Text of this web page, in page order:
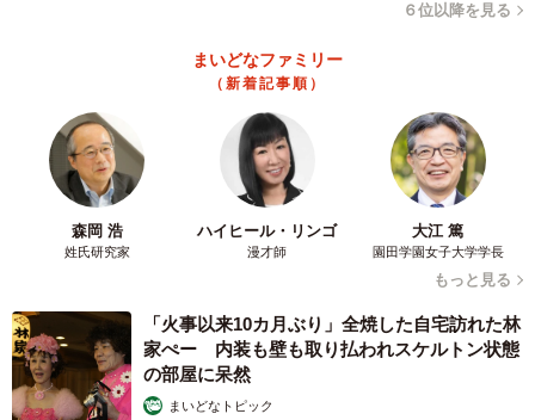
６位以降を見る
まいどなファミリー
（新着記事順）
森岡 浩
姓氏研究家
ハイヒール・リンゴ
漫才師
大江 篤
園田学園女子大学学長
もっと見る
「火事以来10カ月ぶり」全焼した自宅訪れた林
家ぺー 内装も壁も取り払われスケルトン状態
の部屋に呆然
まいどなトピック